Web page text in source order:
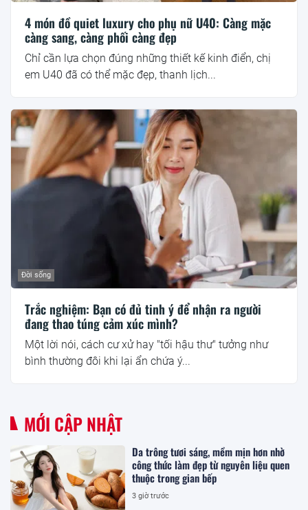
4 món đồ quiet luxury cho phụ nữ U40: Càng mặc
càng sang, càng phối càng đẹp
Chỉ cần lựa chọn đúng những thiết kế kinh điển, chị
em U40 đã có thể mặc đẹp, thanh lịch...
Đời sống
Trắc nghiệm: Bạn có đủ tinh ý để nhận ra người
đang thao túng cảm xúc mình?
Một lời nói, cách cư xử hay "tối hậu thư" tưởng như
bình thường đôi khi lại ẩn chứa ý...
MỚI CẬP NHẬT
Da trông tươi sáng, mềm mịn hơn nhờ
công thức làm đẹp từ nguyên liệu quen
thuộc trong gian bếp
3 giờ trước